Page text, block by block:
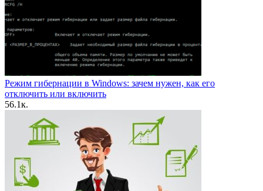
Режим гибернации в Windows: зачем нужен, как его
отключить или включить
56.1к.